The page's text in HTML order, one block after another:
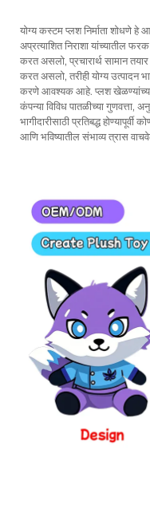
योग्य कस्टम प्लश निर्माता शोधणे
अप्रत्याशित निराशा यांच्यातील
करत असलो, प्रचारार्थ सामान
करत असलो, तरीही योग्य उत्पादन
करणे आवश्यक आहे. प्लश खेळण्यांच्या
कंपन्या विविध पातळीच्या
भागीदारीसाठी प्रतिबद्ध
आणि भविष्यातील संभाव्य त्रास